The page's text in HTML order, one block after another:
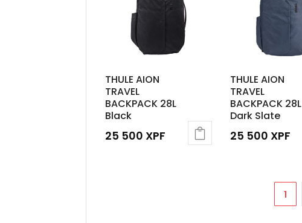
THULE AION
TRAVEL
BACKPACK 28L
Black
25 500 XPF
THULE AION
TRAVEL
BACKPACK 28L
Dark Slate
25 500 XPF
1